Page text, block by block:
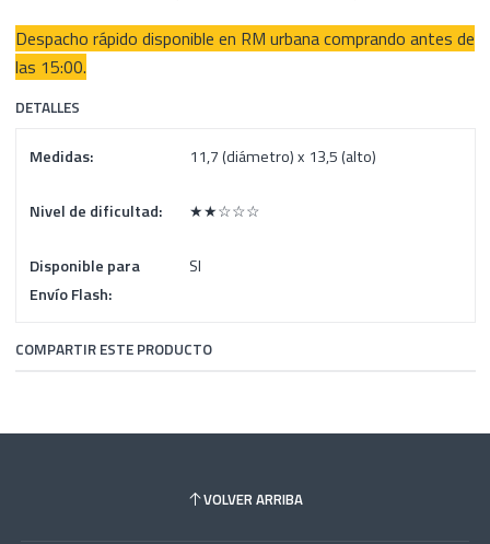
Despacho rápido disponible en RM urbana comprando antes de
las 15:00.
DETALLES
Medidas: 11,7 (diámetro) x 13,5 (alto)
Nivel de dificultad: ★★☆☆☆
Disponible para
Envío Flash:
SI
COMPARTIR ESTE PRODUCTO
VOLVER ARRIBA